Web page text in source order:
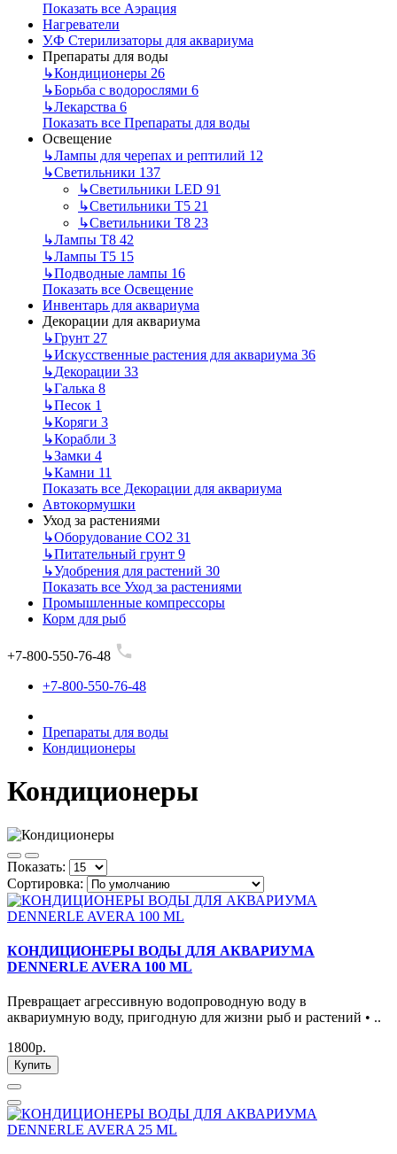
Показать все Аэрация
Нагреватели
У.Ф Стерилизаторы для аквариума
Препараты для воды
↳Кондиционеры 26
↳Борьба с водорослями 6
↳Лекарства 6
Показать все Препараты для воды
Освещение
↳Лампы для черепах и рептилий 12
↳Светильники 137
↳Светильники LED 91
↳Светильники Т5 21
↳Светильники Т8 23
↳Лампы Т8 42
↳Лампы Т5 15
↳Подводные лампы 16
Показать все Освещение
Инвентарь для аквариума
Декорации для аквариума
↳Грунт 27
↳Искусственные растения для аквариума 36
↳Декорации 33
↳Галька 8
↳Песок 1
↳Коряги 3
↳Корабли 3
↳Замки 4
↳Камни 11
Показать все Декорации для аквариума
Автокормушки
Уход за растениями
↳Оборудование СО2 31
↳Питательный грунт 9
↳Удобрения для растений 30
Показать все Уход за растениями
Промышленные компрессоры
Корм для рыб
+7-800-550-76-48
+7-800-550-76-48
Препараты для воды
Кондиционеры
Кондиционеры
Показать:
Сортировка:
КОНДИЦИОНЕРЫ ВОДЫ ДЛЯ АКВАРИУМА
DENNERLE AVERA 100 ML
Превращает агрессивную водопроводную воду в
аквариумную воду, пригодную для жизни рыб и растений • ..
1800р.
Купить